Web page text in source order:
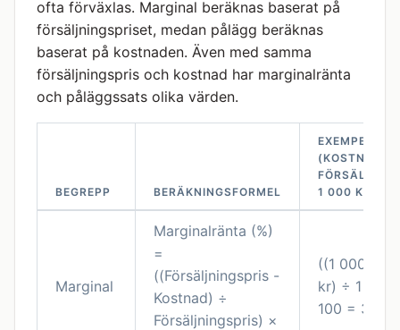
ofta förväxlas. Marginal beräknas baserat på
försäljningspriset, medan pålägg beräknas
baserat på kostnaden. Även med samma
försäljningspris och kostnad har marginalränta
och påläggssats olika värden.
BEGREPP BERÄKNINGSFORMEL
EXEMPEL
(KOSTNAD
1 000 KR)
Marginal
Marginalränta (%)
=
((Försäljningspris -
Kostnad) ÷
Försäljningspris) ×
((1 000 kr -
kr) ÷ 1 000
100 = 30%